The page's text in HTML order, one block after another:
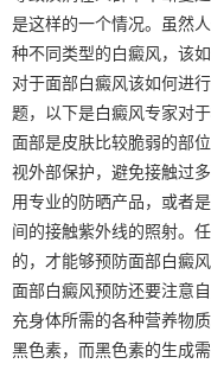
是这样的一个情况。虽然
种不同类型的白癜风，该
对于面部白癜风该如何进
题，以下是白癜风专家对
面部是皮肤比较脆弱的部
视外部保护，避免接触过
用专业的防晒产品，或者
间的接触紫外线的照射。
的，才能够预防面部白癜
面部白癜风预防还要注意
充身体所需的各种营养物
黑色素，而黑色素的生成